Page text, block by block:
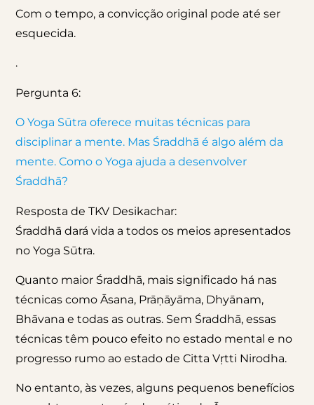
Com o tempo, a convicção original pode até ser
esquecida.
.
Pergunta 6:
O Yoga Sūtra oferece muitas técnicas para
disciplinar a mente. Mas Śraddhā é algo além da
mente. Como o Yoga ajuda a desenvolver
Śraddhā?
Resposta de TKV Desikachar:
Śraddhā dará vida a todos os meios apresentados
no Yoga Sūtra.
Quanto maior Śraddhā, mais significado há nas
técnicas como Āsana, Prāṇāyāma, Dhyānam,
Bhāvana e todas as outras. Sem Śraddhā, essas
técnicas têm pouco efeito no estado mental e no
progresso rumo ao estado de Citta Vṛtti Nirodha.
No entanto, às vezes, alguns pequenos benefícios